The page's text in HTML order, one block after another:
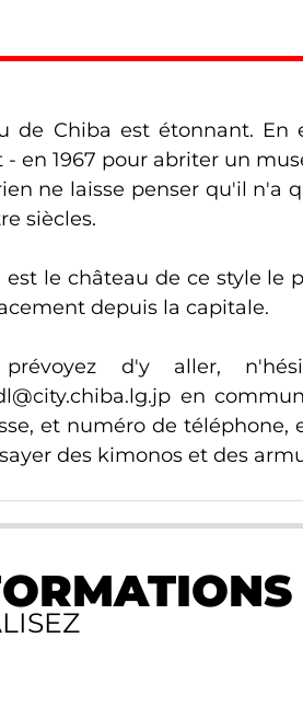
de Chiba est étonnant.
- en 1967 pour abriter un
ne laisse penser qu'il n'a
siècles.
est le château de ce style le
depuis la capitale.
d'y aller,
en
et numéro de téléphone,
des kimonos et des